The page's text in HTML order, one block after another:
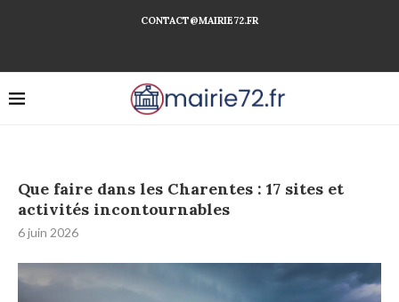
CONTACT@MAIRIE72.FR
Que faire dans les Charentes : 17 sites et
activités incontournables
6 juin 2026